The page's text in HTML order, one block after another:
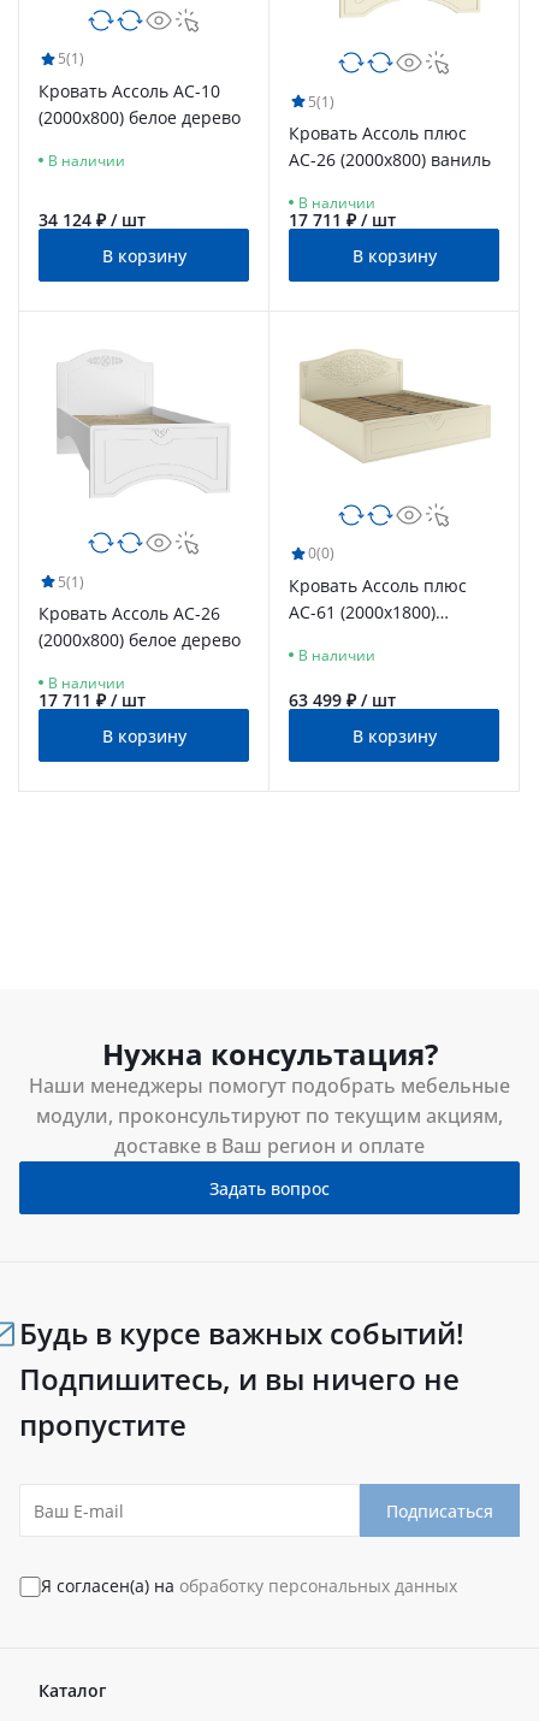
5(1)
Кровать Ассоль АС-10
(2000х800) белое дерево
В наличии
34 124 ₽ / шт
В корзину
5(1)
Кровать Ассоль плюс
АС-26 (2000х800) ваниль
В наличии
17 711 ₽ / шт
В корзину
5(1)
Кровать Ассоль АС-26
(2000х800) белое дерево
В наличии
17 711 ₽ / шт
В корзину
0(0)
Кровать Ассоль плюс
АС-61 (2000х1800)
В наличии
63 499 ₽ / шт
В корзину
Нужна консультация?
Наши менеджеры помогут подобрать мебельные
модули, проконсультируют по текущим акциям,
доставке в Ваш регион и оплате
Задать вопрос
Будь в курсе важных событий!
Подпишитесь, и вы ничего не
пропустите
Подписаться
Я согласен(а) на обработку персональных данных
Каталог